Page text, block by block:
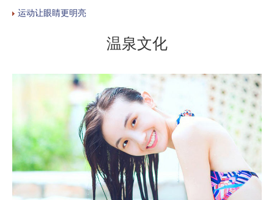
运动让眼睛更明亮
温泉文化